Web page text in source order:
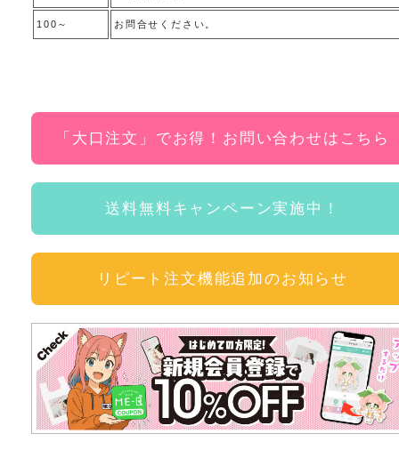
100～ お問合せください。
「大口注文」でお得！お問い合わせはこちら
送料無料キャンペーン実施中！
リピート注文機能追加のお知らせ